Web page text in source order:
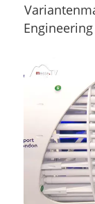
Engineering